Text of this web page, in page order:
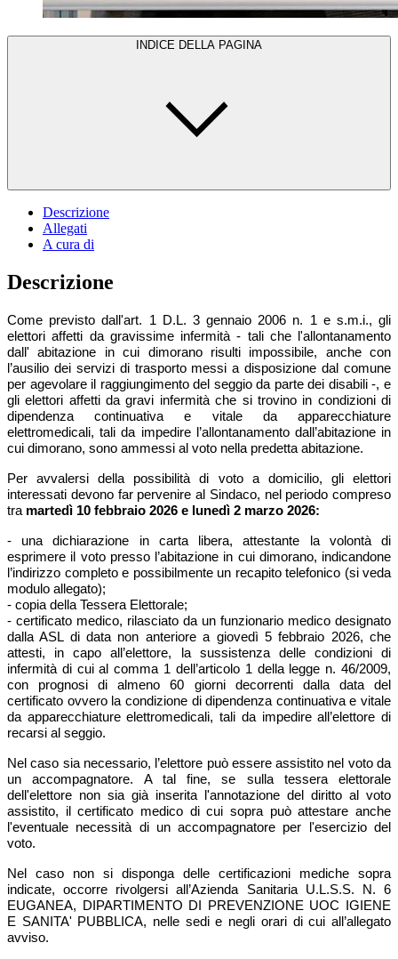
INDICE DELLA PAGINA
Descrizione
Allegati
A cura di
Descrizione
Come previsto dall'art. 1 D.L. 3 gennaio 2006 n. 1 e s.m.i., gli
elettori affetti da gravissime infermità - tali che l'allontanamento
dall' abitazione in cui dimorano risulti impossibile, anche con
l’ausilio dei servizi di trasporto messi a disposizione dal comune
per agevolare il raggiungimento del seggio da parte dei disabili -, e
gli elettori affetti da gravi infermità che si trovino in condizioni di
dipendenza continuativa e vitale da apparecchiature
elettromedicali, tali da impedire l’allontanamento dall’abitazione in
cui dimorano, sono ammessi al voto nella predetta abitazione.
Per avvalersi della possibilità di voto a domicilio, gli elettori
interessati devono far pervenire al Sindaco, nel periodo compreso
tra martedì 10 febbraio 2026 e lunedì 2 marzo 2026:
- una dichiarazione in carta libera, attestante la volontà di
esprimere il voto presso l’abitazione in cui dimorano, indicandone
l’indirizzo completo e possibilmente un recapito telefonico (si veda
modulo allegato);
- copia della Tessera Elettorale;
- certificato medico, rilasciato da un funzionario medico designato
dalla ASL di data non anteriore a giovedì 5 febbraio 2026, che
attesti, in capo all’elettore, la sussistenza delle condizioni di
infermità di cui al comma 1 dell’articolo 1 della legge n. 46/2009,
con prognosi di almeno 60 giorni decorrenti dalla data del
certificato ovvero la condizione di dipendenza continuativa e vitale
da apparecchiature elettromedicali, tali da impedire all’elettore di
recarsi al seggio.
Nel caso sia necessario, l’elettore può essere assistito nel voto da
un accompagnatore. A tal fine, se sulla tessera elettorale
dell'elettore non sia già inserita l'annotazione del diritto al voto
assistito, il certificato medico di cui sopra può attestare anche
l'eventuale necessità di un accompagnatore per l'esercizio del
voto.
Nel caso non si disponga delle certificazioni mediche sopra
indicate, occorre rivolgersi all’Azienda Sanitaria U.L.S.S. N. 6
EUGANEA, DIPARTIMENTO DI PREVENZIONE UOC IGIENE
E SANITA' PUBBLICA, nelle sedi e negli orari di cui all’allegato
avviso.